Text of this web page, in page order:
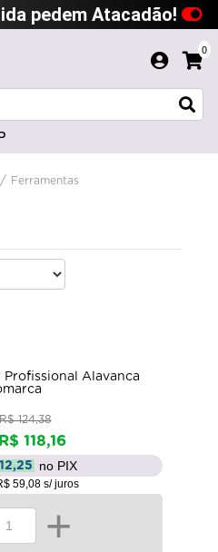
pedem Atacadão!
0
Ferramentas
Alavanca
124,38
118,16
no PIX
59,08 s/ juros
+